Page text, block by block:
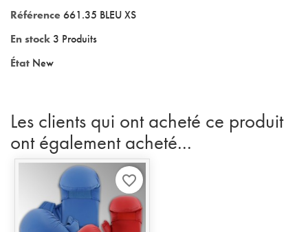
Référence661.35 BLEU XS
En stock 3 Produits
État New
Les clients qui ont acheté ce produit
ont également acheté...
favorite_border